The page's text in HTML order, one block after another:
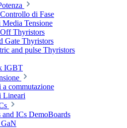
di Fase
Tensione
Thyristors
Gate Thyristors
and pulse Thyristors
IGBT
a commutazione
Lineari
and ICs DemoBoards